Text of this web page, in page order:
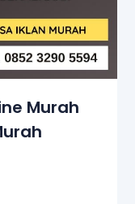
Murah